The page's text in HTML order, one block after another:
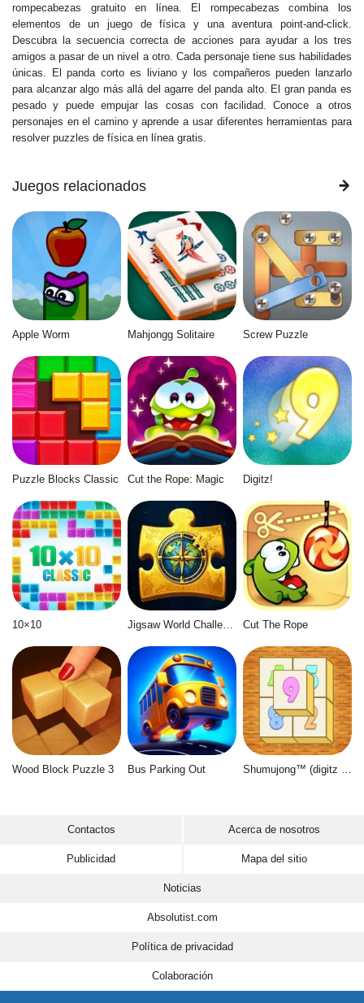
rompecabezas gratuito en línea. El rompecabezas combina los
elementos de un juego de física y una aventura point-and-click.
Descubra la secuencia correcta de acciones para ayudar a los tres
amigos a pasar de un nivel a otro. Cada personaje tiene sus habilidades
únicas. El panda corto es liviano y los compañeros pueden lanzarlo
para alcanzar algo más allá del agarre del panda alto. El gran panda es
pesado y puede empujar las cosas con facilidad. Conoce a otros
personajes en el camino y aprende a usar diferentes herramientas para
resolver puzzles de física en línea gratis.
Juegos relacionados
Apple Worm Mahjongg Solitaire Screw Puzzle
Puzzle Blocks Classic Cut the Rope: Magic Digitz!
10×10 Jigsaw World Challenge Cut The Rope
Wood Block Puzzle 3 Bus Parking Out
Contactos Acerca de nosotros
Publicidad Mapa del sitio
Noticias
Absolutist.com
Política de privacidad
Colaboración